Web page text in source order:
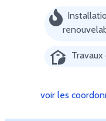
voir les